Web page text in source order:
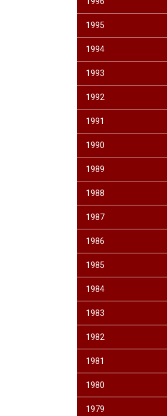
1995
1994
1993
1992
1991
1990
1989
1988
1987
1986
1985
1984
1983
1982
1981
1980
1979